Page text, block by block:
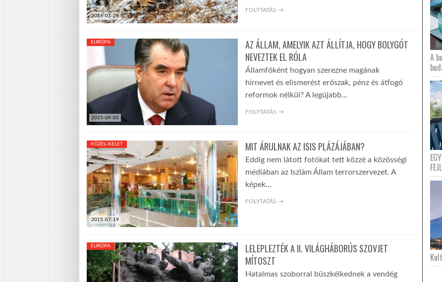
2016-01-29
FOLYTATÁS →
2015-09-05
EURÓPA
AZ ÁLLAM, AMELYIK AZT ÁLLÍTJA, HOGY BOLYGÓT
NEVEZTEK EL RÓLA
Államfőként hogyan szerezne magának
hírnevet és elismerést erőszak, pénz és átfogó
reformok nélkül? A legújabb…
FOLYTATÁS →
2015-07-19
KÖZEL-KELET MIT ÁRULNAK AZ ISIS PLÁZÁJÁBAN?
Eddig nem látott fotókat tett közzé a közösségi
médiában az Iszlám Állam terrorszervezet. A
képek…
FOLYTATÁS →
EURÓPA
LELEPLEZTÉK A II. VILÁGHÁBORÚS SZOVJET
MÍTOSZT
Hatalmas szoborral büszkélkednek a vendég
A